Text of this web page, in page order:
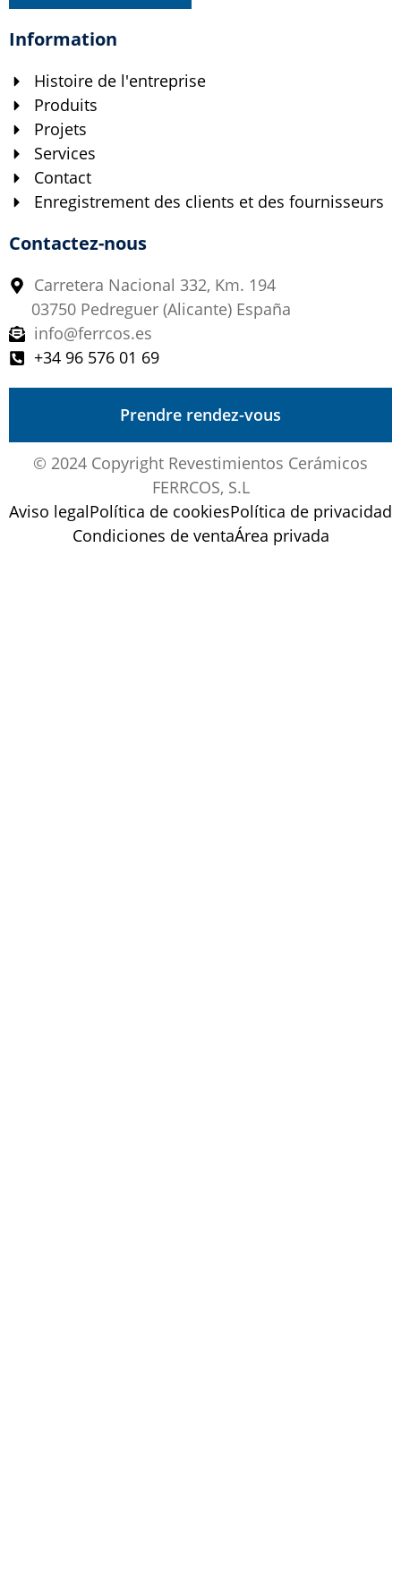
Information
Histoire de l'entreprise
Produits
Projets
Services
Contact
Enregistrement des clients et des fournisseurs
Contactez-nous
Carretera Nacional 332, Km. 194
03750 Pedreguer (Alicante) España
info@ferrcos.es
+34 96 576 01 69
Prendre rendez-vous
© 2024 Copyright Revestimientos Cerámicos
FERRCOS, S.L
Aviso legalPolítica de cookiesPolítica de privacidad
Condiciones de ventaÁrea privada